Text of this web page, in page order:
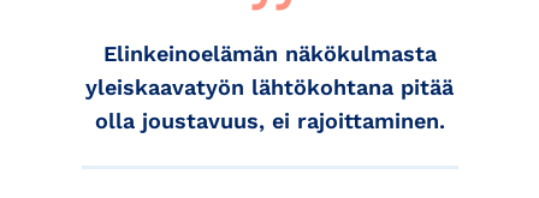
Elinkeinoelämän näkökulmasta
yleiskaavatyön lähtökohtana pitää
olla joustavuus, ei rajoittaminen.